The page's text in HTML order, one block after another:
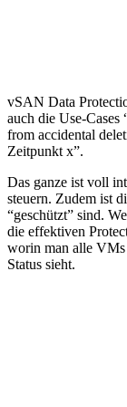
vSAN Data
auch die Use-
from accidental
Zeitpunkt x”.
Das ganze ist voll
steuern. Zudem ist
“geschützt” sind.
die effektiven
worin man alle
Status sieht.